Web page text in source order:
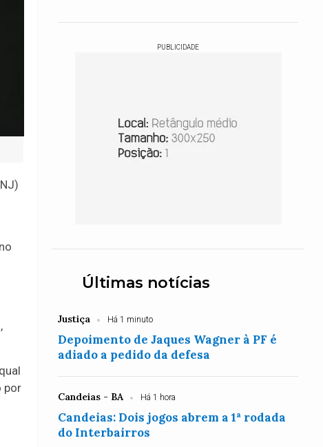
por
PUBLICIDADE
Últimas notícias
Justiça Há 1 minuto
Depoimento de Jaques Wagner à PF é
adiado a pedido da defesa
Candeias - BA Há 1 hora
Candeias: Dois jogos abrem a 1ª rodada
do Interbairros